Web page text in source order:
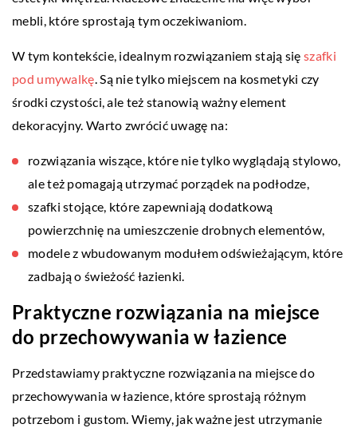
mebli, które sprostają tym oczekiwaniom.
W tym kontekście, idealnym rozwiązaniem stają się szafki
pod umywalkę. Są nie tylko miejscem na kosmetyki czy
środki czystości, ale też stanowią ważny element
dekoracyjny. Warto zwrócić uwagę na:
rozwiązania wiszące, które nie tylko wyglądają stylowo,
ale też pomagają utrzymać porządek na podłodze,
szafki stojące, które zapewniają dodatkową
powierzchnię na umieszczenie drobnych elementów,
modele z wbudowanym modułem odświeżającym, które
zadbają o świeżość łazienki.
Praktyczne rozwiązania na miejsce
do przechowywania w łazience
Przedstawiamy praktyczne rozwiązania na miejsce do
przechowywania w łazience, które sprostają różnym
potrzebom i gustom. Wiemy, jak ważne jest utrzymanie